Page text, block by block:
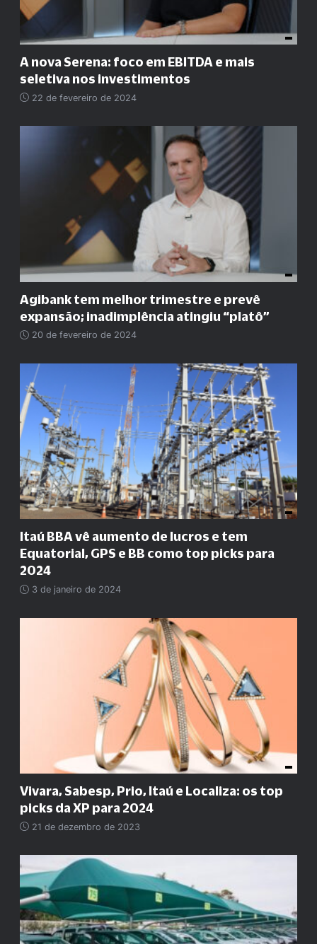
A nova Serena: foco em EBITDA e mais
seletiva nos investimentos
22 de fevereiro de 2024
Agibank tem melhor trimestre e prevê
expansão; inadimplência atingiu “platô”
20 de fevereiro de 2024
Itaú BBA vê aumento de lucros e tem
Equatorial, GPS e BB como top picks para
2024
3 de janeiro de 2024
Vivara, Sabesp, Prio, Itaú e Localiza: os top
picks da XP para 2024
21 de dezembro de 2023